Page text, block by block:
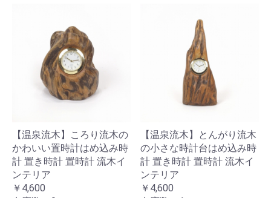
【温泉流木】ころり流木の
かわいい置時計はめ込み時
計 置き時計 置時計 流木イ
ンテリア
￥4,600
【温泉流木】とんがり流木
の小さな時計台はめ込み時
計 置き時計 置時計 流木イ
ンテリア
￥4,600